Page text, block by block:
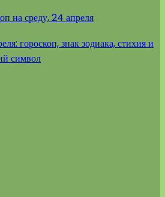
на среду, 24 апреля
гороскоп, знак зодиака, стихия и
символ